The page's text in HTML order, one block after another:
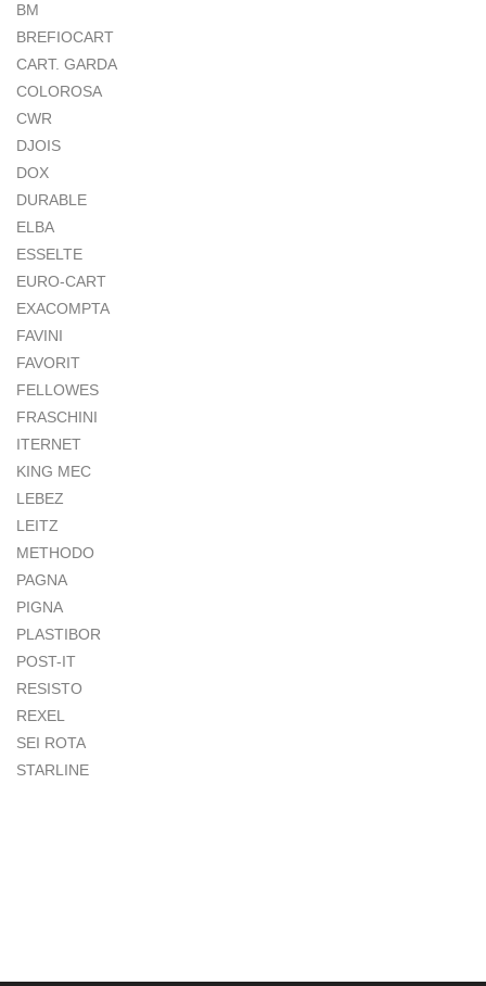
BM
BREFIOCART
CART. GARDA
COLOROSA
CWR
DJOIS
DOX
DURABLE
ELBA
ESSELTE
EURO-CART
EXACOMPTA
FAVINI
FAVORIT
FELLOWES
FRASCHINI
ITERNET
KING MEC
LEBEZ
LEITZ
METHODO
PAGNA
PIGNA
PLASTIBOR
POST-IT
RESISTO
REXEL
SEI ROTA
STARLINE